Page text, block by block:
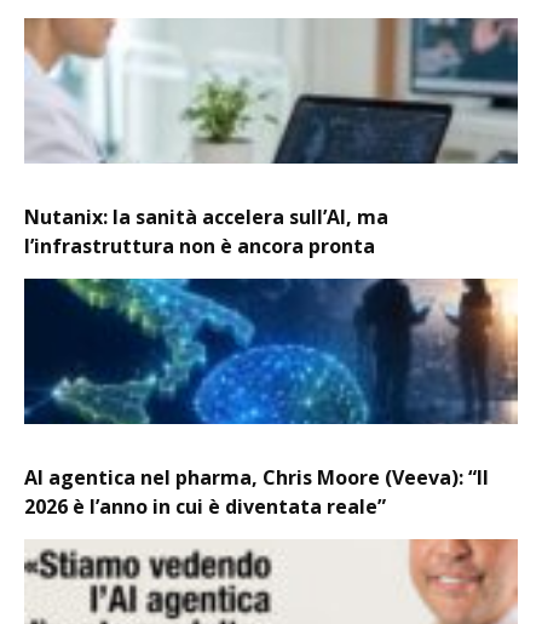
Nutanix: la sanità accelera sull’AI, ma
l’infrastruttura non è ancora pronta
AI agentica nel pharma, Chris Moore (Veeva): “Il
2026 è l’anno in cui è diventata reale”